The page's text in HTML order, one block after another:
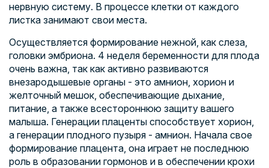
нервную систему. В процессе клетки от каждого
листка занимают свои места.
Осуществляется формирование нежной, как слеза,
головки эмбриона. 4 неделя беременности для плода
очень важна, так как активно развиваются
внезародышевые органы - это амнион, хорион и
желточный мешок, обеспечивающие дыхание,
питание, а также всестороннюю защиту вашего
малыша. Генерации плаценты способствует хорион,
а генерации плодного пузыря - амнион. Начала свое
формирование плацента, она играет не последнюю
роль в образовании гормонов и в обеспечении крохи